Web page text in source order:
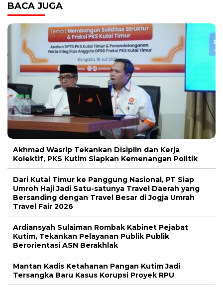
BACA JUGA
Akhmad Wasrip Tekankan Disiplin dan Kerja
Kolektif, PKS Kutim Siapkan Kemenangan Politik
Dari Kutai Timur ke Panggung Nasional, PT Siap
Umroh Haji Jadi Satu-satunya Travel Daerah yang
Bersanding dengan Travel Besar di Jogja Umrah
Travel Fair 2026
Ardiansyah Sulaiman Rombak Kabinet Pejabat
Kutim, Tekankan Pelayanan Publik Publik
Berorientasi ASN Berakhlak
Mantan Kadis Ketahanan Pangan Kutim Jadi
Tersangka Baru Kasus Korupsi Proyek RPU